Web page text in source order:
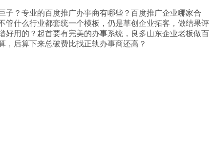
？专业的百度推广办事商有哪些？百度推广企业哪家合
什么行业都套统一个模板，仍是草创企业拓客，做结果评
好用的？起首要有完美的办事系统，良多山东企业老板做百
后算下来总破费比找正轨办事商还高？